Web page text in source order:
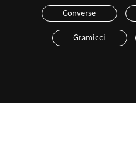
Converse
Gramicci